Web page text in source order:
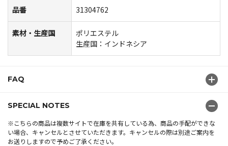
品番 31304762
素材・生産国
ポリエステル
生産国：インドネシア
FAQ
SPECIAL NOTES
※こちらの商品は複数サイトで在庫を共有している為、商品の手配ができな
い場合、キャンセルとさせていただきます。キャンセルの際は別途ご案内を
お送りしますので予めご了承ください。